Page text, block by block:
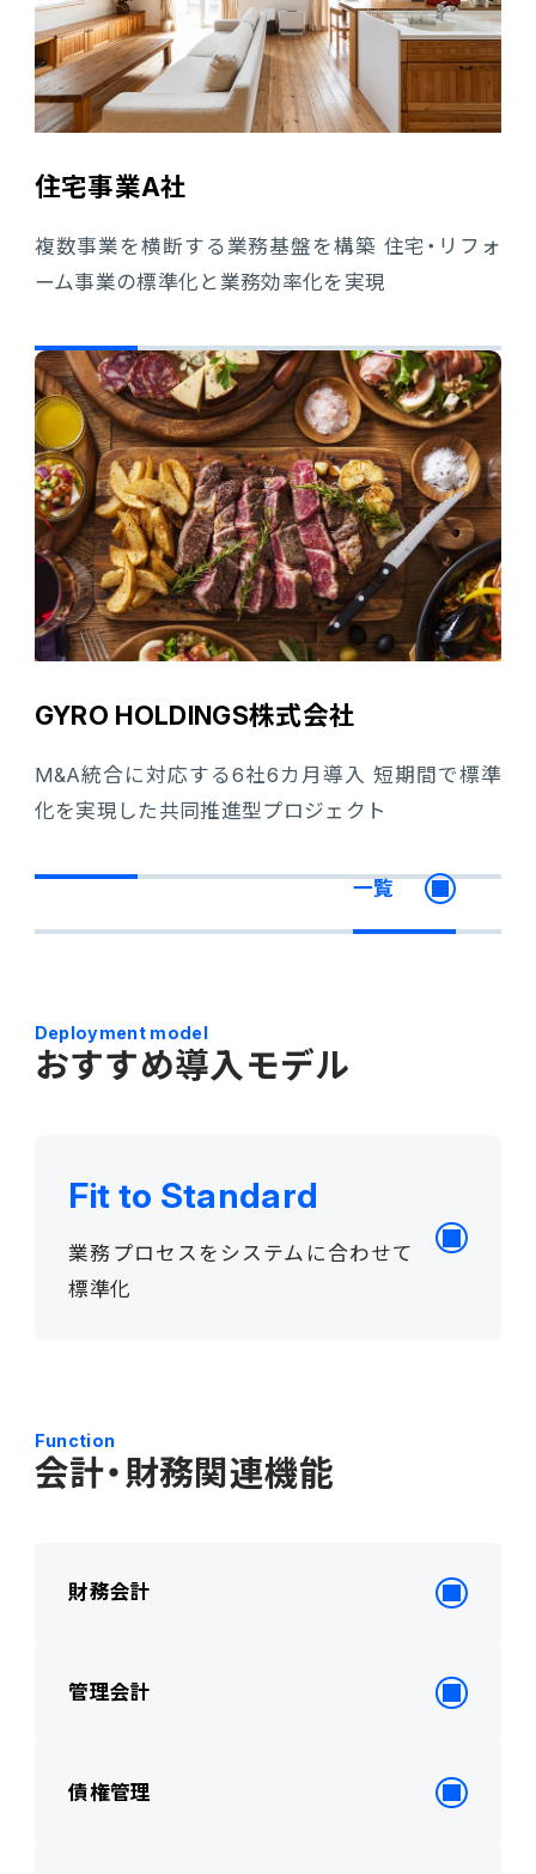
住宅事業A社
複数事業を横断する業務基盤を構築 住宅・リフォ
ーム事業の標準化と業務効率化を実現
GYRO HOLDINGS株式会社
M&A統合に対応する6社6カ月導入 短期間で標準
化を実現した共同推進型プロジェクト
一覧
Deployment model
おすすめ導入モデル
Fit to Standard
業務プロセスをシステムに合わせて
標準化
Function
会計・財務関連機能
財務会計
管理会計
債権管理